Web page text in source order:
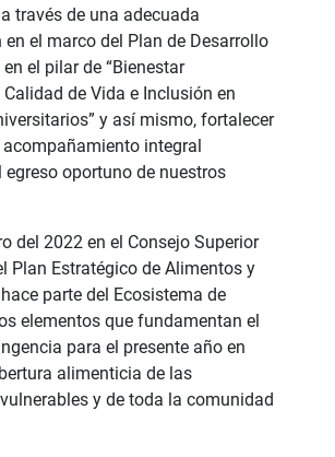
través de una adecuada
el marco del Plan de Desarrollo
el pilar de “Bienestar
de Vida e Inclusión en
y así mismo, fortalecer
integral
oportuno de nuestros
del 2022 en el Consejo Superior
Plan Estratégico de Alimentos y
parte del Ecosistema de
elementos que fundamentan el
para el presente año en
alimenticia de las
y de toda la comunidad